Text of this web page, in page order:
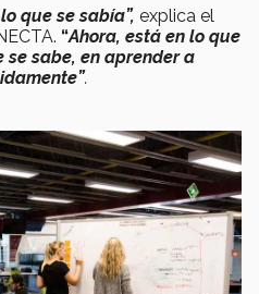
que se sabía”, explica el
“Ahora, está en lo que
se sabe, en aprender a
.